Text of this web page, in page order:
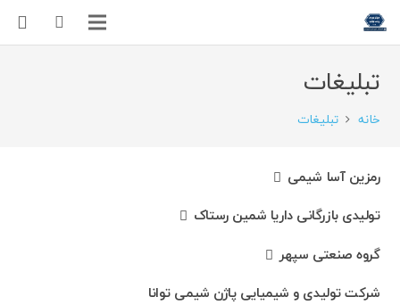
تبلیغات
خانه تبلیغات
رمزین آسا شیمی
تولیدی بازرگانی داریا شمین رستاک
گروه صنعتی سپهر
شرکت تولیدی و شیمیایی پاژن شیمی توانا